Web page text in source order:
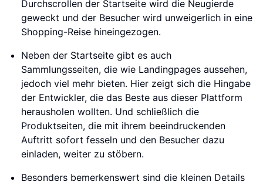
Durchscrollen der Startseite wird die Neugierde
geweckt und der Besucher wird unweigerlich in eine
Shopping-Reise hineingezogen.
Neben der Startseite gibt es auch
Sammlungsseiten, die wie Landingpages aussehen,
jedoch viel mehr bieten. Hier zeigt sich die Hingabe
der Entwickler, die das Beste aus dieser Plattform
herausholen wollten. Und schließlich die
Produktseiten, die mit ihrem beeindruckenden
Auftritt sofort fesseln und den Besucher dazu
einladen, weiter zu stöbern.
Besonders bemerkenswert sind die kleinen Details